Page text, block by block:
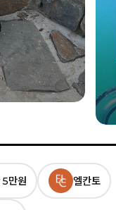
5만원 엘칸토